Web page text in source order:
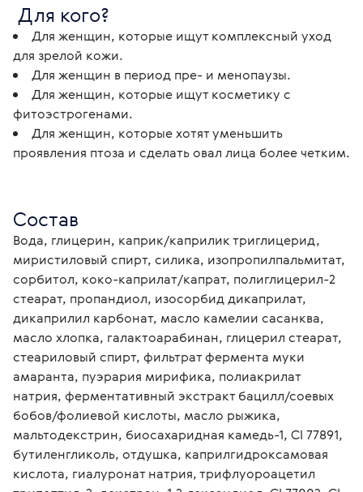
Для кого?
Для женщин, которые ищут комплексный уход
для зрелой кожи.
Для женщин в период пре- и менопаузы.
Для женщин, которые ищут косметику с
фитоэстрогенами.
Для женщин, которые хотят уменьшить
проявления птоза и сделать овал лица более четким.
Состав
Вода, глицерин, каприк/каприлик триглицерид,
миристиловый спирт, силика, изопропилпальмитат,
сорбитол, коко-каприлат/капрат, полиглицерил-2
стеарат, пропандиол, изосорбид дикаприлат,
дикаприлил карбонат, масло камелии сасанква,
масло хлопка, галактоарабинан, глицерил стеарат,
стеариловый спирт, фильтрат фермента муки
амаранта, пуэрария мирифика, полиакрилат
натрия, ферментативный экстракт бацилл/соевых
бобов/фолиевой кислоты, масло рыжика,
мальтодекстрин, биосахаридная камедь-1, CI 77891,
бутиленгликоль, отдушка, каприлгидроксамовая
кислота, гиалуронат натрия, трифлуороацетил